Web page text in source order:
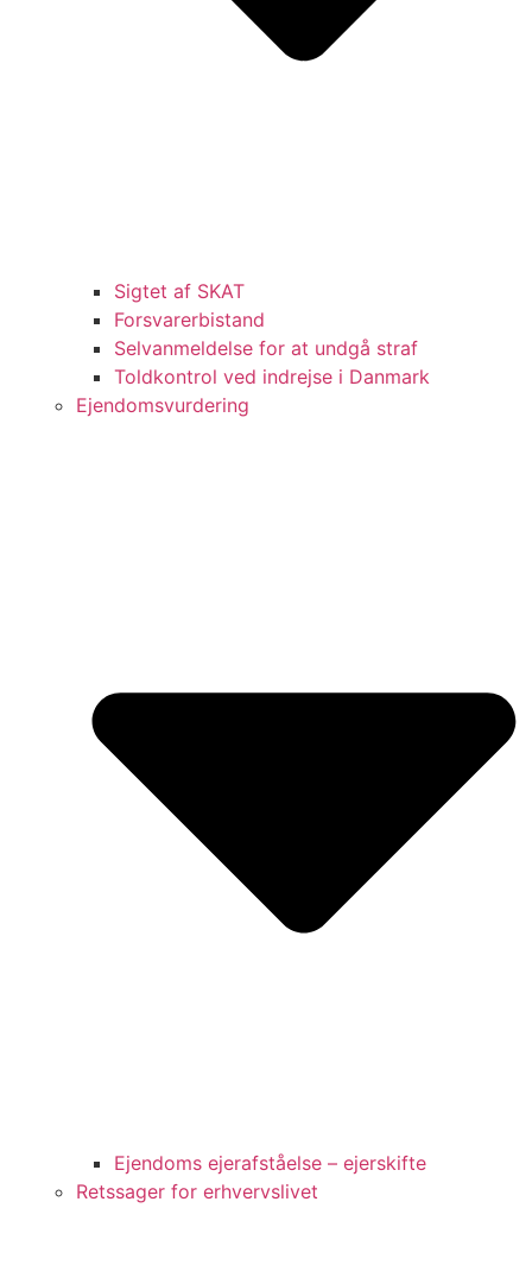
Sigtet af SKAT
Forsvarerbistand
Selvanmeldelse for at undgå straf
Toldkontrol ved indrejse i Danmark
Ejendomsvurdering
Ejendoms ejerafståelse – ejerskifte
Retssager for erhvervslivet